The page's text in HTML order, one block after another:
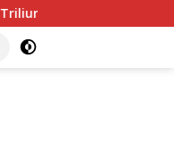
Bunda PAUD Aceh